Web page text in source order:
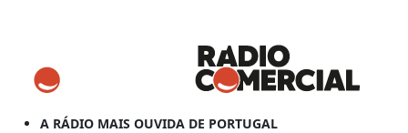
A RÁDIO MAIS OUVIDA DE PORTUGAL